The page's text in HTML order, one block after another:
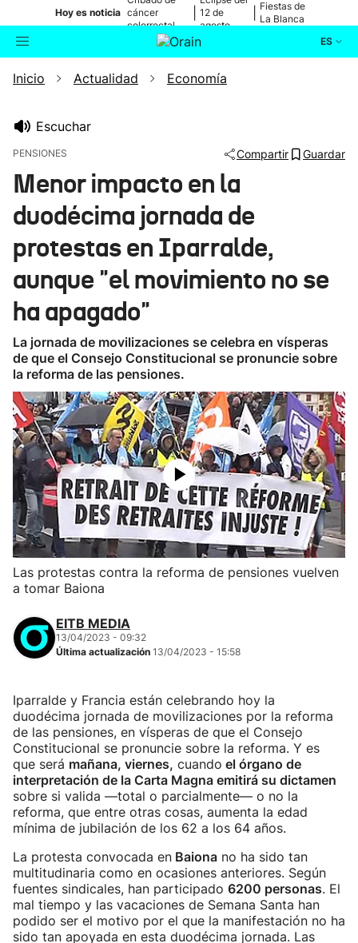
Hoy es noticia cáncer
colorrectal
12 de
agosto
Fiestas de
La Blanca
ES
Buscador Actualidad
Ikusmiran
Eguraldia
Inicio Actualidad Economía
Escuchar
PENSIONES Compartir Guardar
Menor impacto en la
duodécima jornada de
protestas en Iparralde,
aunque "el movimiento no se
ha apagado"
La jornada de movilizaciones se celebra en vísperas
de que el Consejo Constitucional se pronuncie sobre
la reforma de las pensiones.
Las protestas contra la reforma de pensiones vuelven
a tomar Baiona
EITB MEDIA
13/04/2023 - 09:32
Última actualización 13/04/2023 - 15:58
Iparralde y Francia están celebrando hoy la
duodécima jornada de movilizaciones por la reforma
de las pensiones, en vísperas de que el Consejo
Constitucional se pronuncie sobre la reforma. Y es
que será mañana, viernes, cuando el órgano de
interpretación de la Carta Magna emitirá su dictamen
sobre si valida —total o parcialmente— o no la
reforma, que entre otras cosas, aumenta la edad
mínima de jubilación de los 62 a los 64 años.
La protesta convocada en Baiona no ha sido tan
multitudinaria como en ocasiones anteriores. Según
fuentes sindicales, han participado 6200 personas. El
mal tiempo y las vacaciones de Semana Santa han
podido ser el motivo por el que la manifestación no ha
sido tan apoyada en esta duodécima jornada. Las